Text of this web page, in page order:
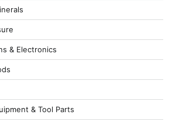
& Electronics
& Tool Parts